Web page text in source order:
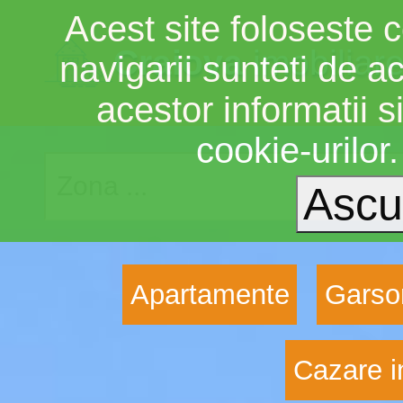
Craiova
Apartamente
Cazare
Acest site foloseste
navigarii sunteti de
acestor informatii
cookie-